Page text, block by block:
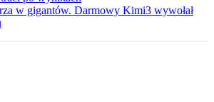
w gigantów. Darmowy Kimi3 wywołał